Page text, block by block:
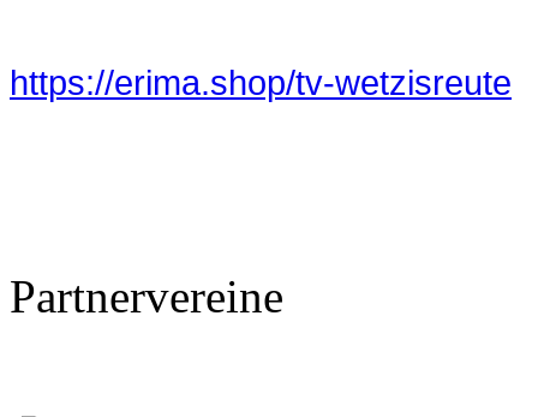
https://erima.shop/tv-wetzisreute
Partnervereine